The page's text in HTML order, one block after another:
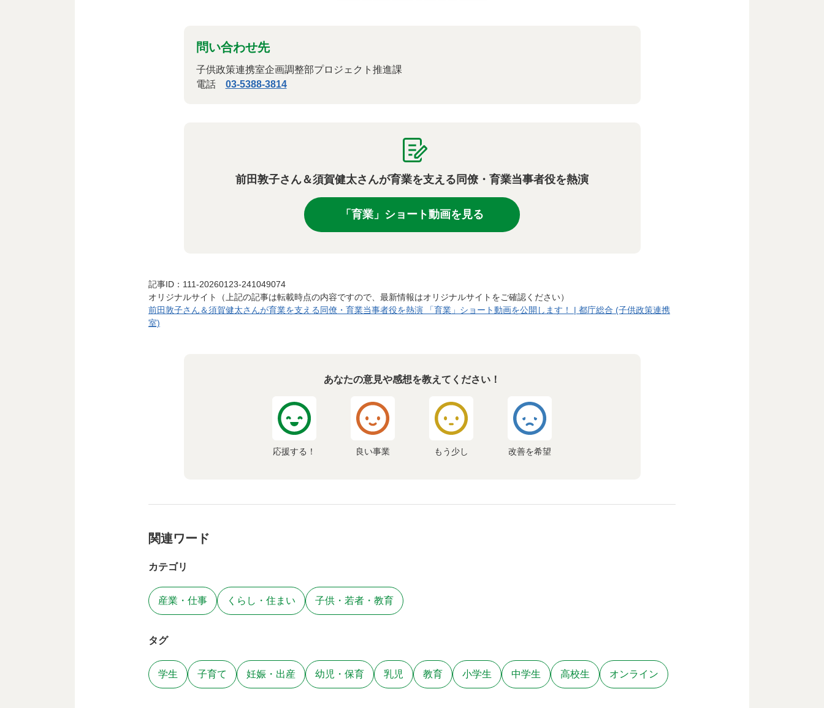
問い合わせ先
子供政策連携室企画調整部プロジェクト推進課
電話 03-5388-3814
前田敦子さん＆須賀健太さんが育業を支える同僚・育業当事者役を熱演
「育業」ショート動画を見る
記事ID：111-20260123-241049074
オリジナルサイト（上記の記事は転載時点の内容ですので、最新情報はオリジナルサイトをご確認ください）
前田敦子さん＆須賀健太さんが育業を支える同僚・育業当事者役を熱演 「育業」ショート動画を公開します！ | 都庁総合 (子供政策連携
室)
あなたの意見や感想を教えてください！
応援する！ 良い事業 もう少し 改善を希望
関連ワード
カテゴリ
産業・仕事 くらし・住まい 子供・若者・教育
タグ
学生 子育て 妊娠・出産 幼児・保育 乳児 教育 小学生 中学生 高校生 オンライン